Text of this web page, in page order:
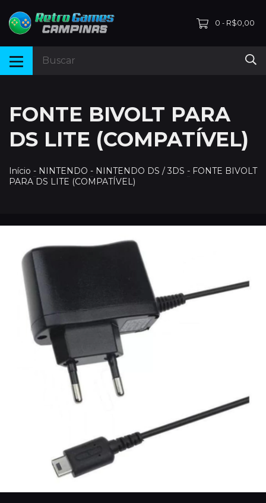
0 - R$0,00
FONTE BIVOLT PARA
DS LITE (COMPATÍVEL)
Início - NINTENDO - NINTENDO DS / 3DS - FONTE BIVOLT
PARA DS LITE (COMPATÍVEL)